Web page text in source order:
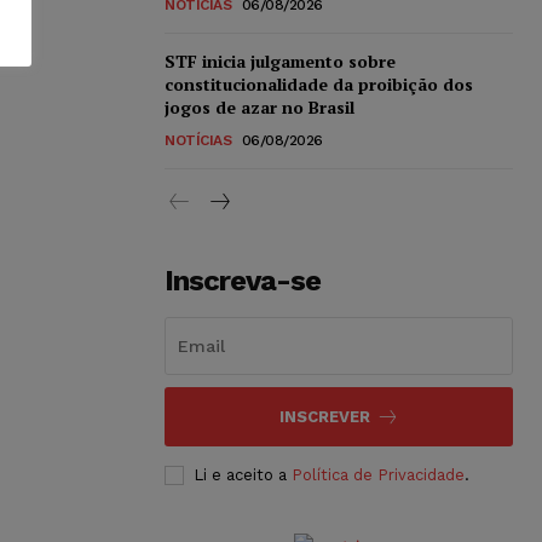
NOTÍCIAS 06/08/2026
STF inicia julgamento sobre
constitucionalidade da proibição dos
jogos de azar no Brasil
NOTÍCIAS 06/08/2026
Inscreva-se
INSCREVER
Li e aceito a Política de Privacidade.